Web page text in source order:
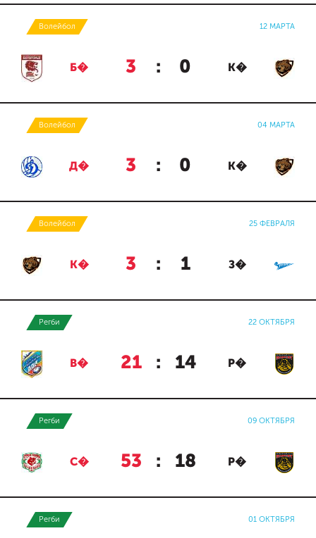
Волейбол 12 МАРТА
Б� 3 : 0 К�
Волейбол 04 МАРТА
Д� 3 : 0 К�
Волейбол 25 ФЕВРАЛЯ
К� 3 : 1 З�
Регби 22 ОКТЯБРЯ
В� 21 : 14 Р�
Регби 09 ОКТЯБРЯ
С� 53 : 18 Р�
Регби 01 ОКТЯБРЯ